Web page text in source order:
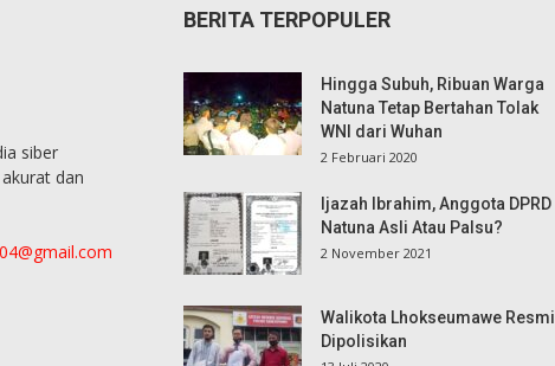
siber
dan
BERITA TERPOPULER
Hingga Subuh, Ribuan Warga
Natuna Tetap Bertahan Tolak
WNI dari Wuhan
2 Februari 2020
Ijazah Ibrahim, Anggota DPRD
Natuna Asli Atau Palsu?
2 November 2021
Walikota Lhokseumawe Resmi
Dipolisikan